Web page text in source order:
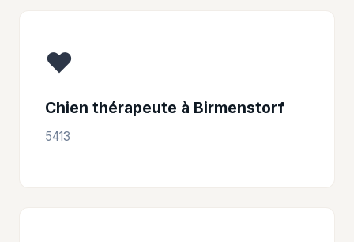
❤️
Chien thérapeute à Birmenstorf
5413